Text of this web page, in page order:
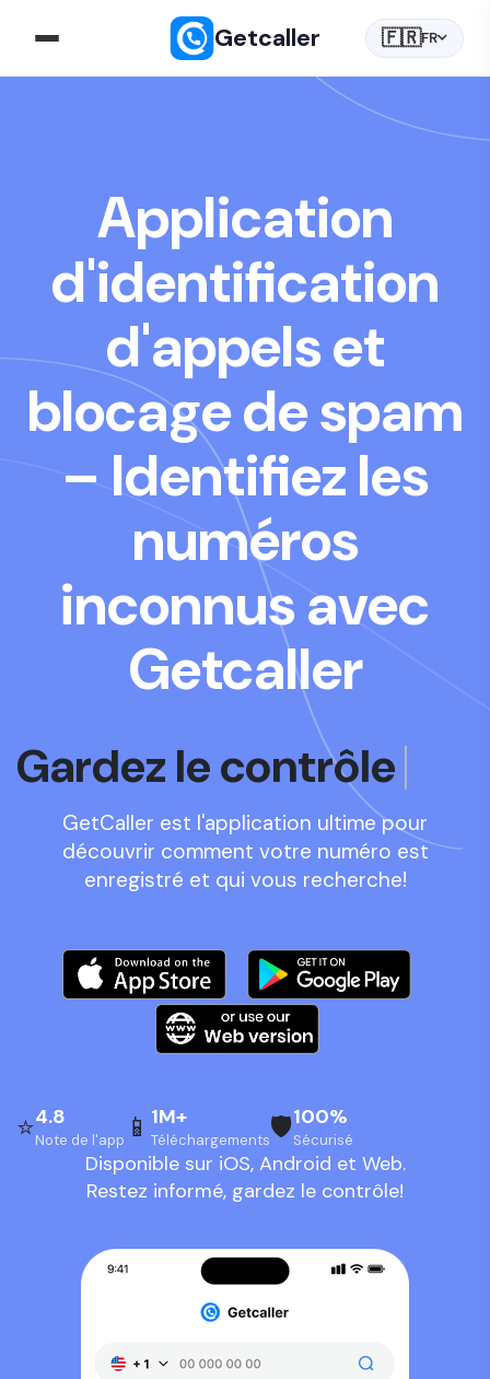
Getcaller 🇫🇷FR
Application
d'identification
d'appels et
blocage de spam
– Identifiez les
numéros
inconnus avec
Getcaller
Découvrez
GetCaller est l'application ultime pour
découvrir comment votre numéro est
enregistré et qui vous recherche!
⭐4.8
Note de l'app 📱 1M+
Téléchargements🛡️100%
Sécurisé
Disponible sur iOS, Android et Web.
Restez informé, gardez le contrôle!